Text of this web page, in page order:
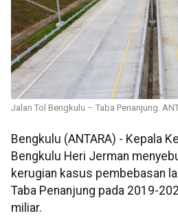
Jalan Tol Bengkulu – Taba Penanjung.
Bengkulu (ANTARA) - Kepala
Bengkulu Heri Jerman
kerugian kasus pembebasan
Taba Penanjung pada 2019-
miliar.